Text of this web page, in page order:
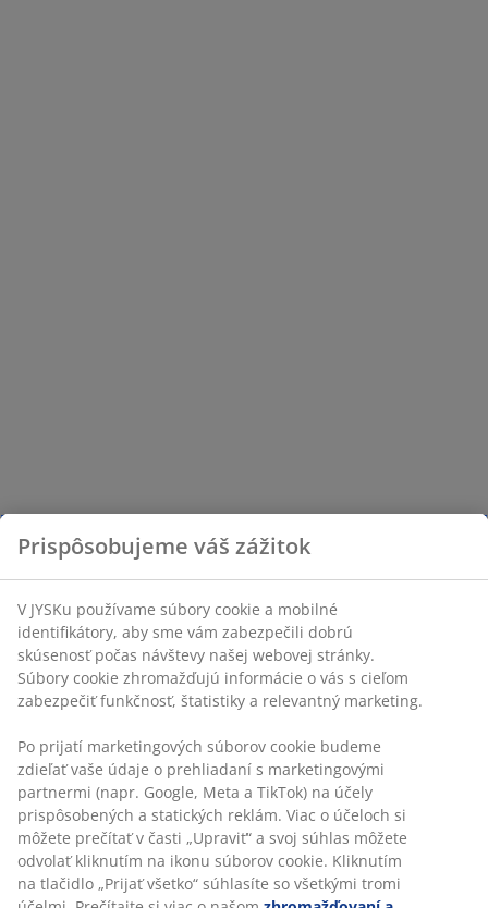
Prispôsobujeme váš zážitok
V JYSKu používame súbory cookie a mobilné
identifikátory, aby sme vám zabezpečili dobrú
skúsenosť počas návštevy našej webovej stránky.
Súbory cookie zhromažďujú informácie o vás s cieľom
zabezpečiť funkčnosť, štatistiky a relevantný marketing.
Po prijatí marketingových súborov cookie budeme
zdieľať vaše údaje o prehliadaní s marketingovými
partnermi (napr. Google, Meta a TikTok) na účely
prispôsobených a statických reklám. Viac o účeloch si
môžete prečítať v časti „Upraviť“ a svoj súhlas môžete
odvolať kliknutím na ikonu súborov cookie. Kliknutím
na tlačidlo „Prijať všetko“ súhlasíte so všetkými tromi